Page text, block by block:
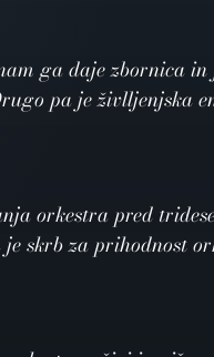
ga daje zbornica
pa je živlljenjska
orkestra pred
skrb za prihodnost